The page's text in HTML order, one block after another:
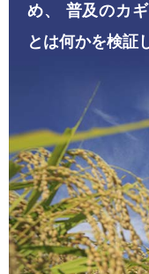
め、
普及のカ
とは何かを検証